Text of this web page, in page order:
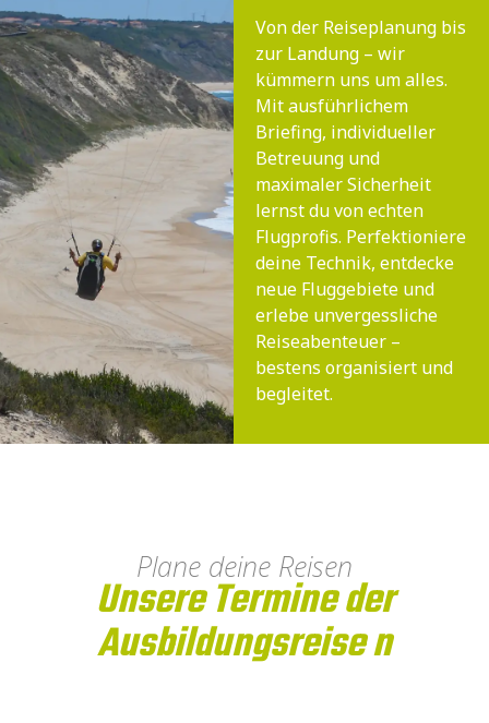
Von der Reiseplanung bis
zur Landung – wir
kümmern uns um alles.
Mit ausführlichem
Briefing, individueller
Betreuung und
maximaler Sicherheit
lernst du von echten
Flugprofis. Perfektioniere
deine Technik, entdecke
neue Fluggebiete und
erlebe unvergessliche
Reiseabenteuer –
bestens organisiert und
begleitet.
Plane deine Reisen
Unsere Termine der
Ausbildungsreise n